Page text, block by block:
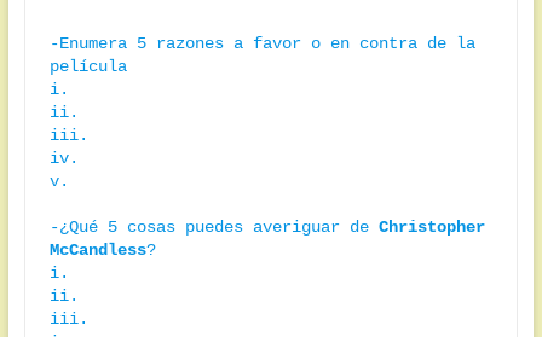
-Enumera 5 razones a favor o en contra de la
película
i.
ii.
iii.
iv.
v.
-¿Qué 5 cosas puedes averiguar de Christopher
McCandless?
i.
ii.
iii.